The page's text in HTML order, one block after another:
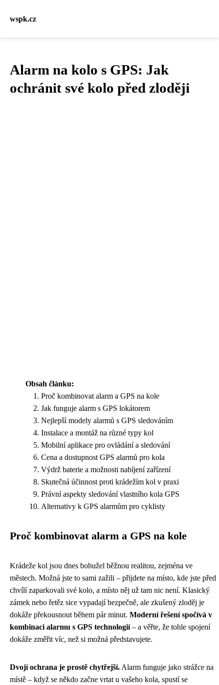
wspk.cz
Alarm na kolo s GPS: Jak
ochránit své kolo před zloději
Obsah článku:
Proč kombinovat alarm a GPS na kole
Jak funguje alarm s GPS lokátorem
Nejlepší modely alarmů s GPS sledováním
Instalace a montáž na různé typy kol
Mobilní aplikace pro ovládání a sledování
Cena a dostupnost GPS alarmů pro kola
Výdrž baterie a možnosti nabíjení zařízení
Skutečná účinnost proti krádežím kol v praxi
Právní aspekty sledování vlastního kola GPS
Alternativy k GPS alarmům pro cyklisty
Proč kombinovat alarm a GPS na kole
Krádeže kol jsou dnes bohužel běžnou realitou, zejména ve
městech. Možná jste to sami zažili – přijdete na místo, kde jste před
chvílí zaparkovali své kolo, a místo něj už tam nic není. Klasický
zámek nebo řetěz sice vypadají bezpečně, ale zkušený zloděj je
dokáže překousnout během pár minut. Moderní řešení spočívá v
kombinaci alarmu s GPS technologií– a věřte, že tohle spojení
dokáže změřit víc, než si možná představujete.
Dvojí ochrana je prostě chytřejší. Alarm funguje jako strážce na
místě – když se někdo začne vrtat u vašeho kola, spustí se